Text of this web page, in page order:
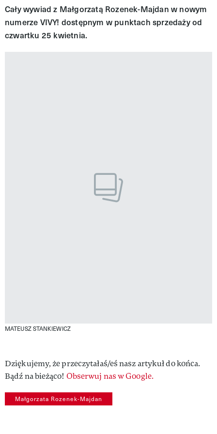
Cały wywiad z Małgorzatą Rozenek-Majdan w nowym
numerze VIVY! dostępnym w punktach sprzedaży od
czwartku 25 kwietnia.
MATEUSZ STANKIEWICZ
Dziękujemy, że przeczytałaś/eś nasz artykuł do końca.
Bądź na bieżąco! Obserwuj nas w Google.
Małgorzata Rozenek-Majdan